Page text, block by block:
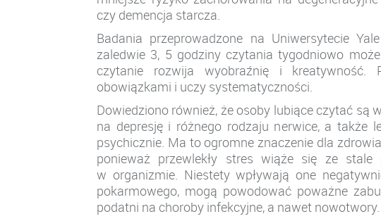
czy demencja starcza.
Badania przeprowadzone na Uniwersytecie
zaledwie 3, 5 godziny czytania tygodniowo
czytanie rozwija wyobraźnię i
obowiązkami i uczy systematyczności.
Dowiedziono również, że osoby lubiące czytać
na depresję i różnego rodzaju nerwice, a także
psychicznie. Ma to ogromne znaczenie dla
ponieważ przewlekły stres wiąże się ze
w organizmie. Niestety wpływają one
pokarmowego, mogą powodować poważne
podatni na choroby infekcyjne, a nawet nowotwory.